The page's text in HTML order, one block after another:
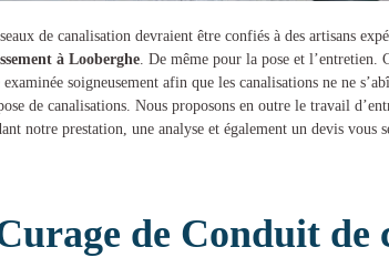
de canalisation devraient être confiés à des artisans
à Looberghe . De même pour la pose et l’entretien.
soigneusement afin que les canalisations ne ne
de canalisations . Nous proposons en outre le travail
notre prestation, une analyse et également un devis vous
de Conduit de